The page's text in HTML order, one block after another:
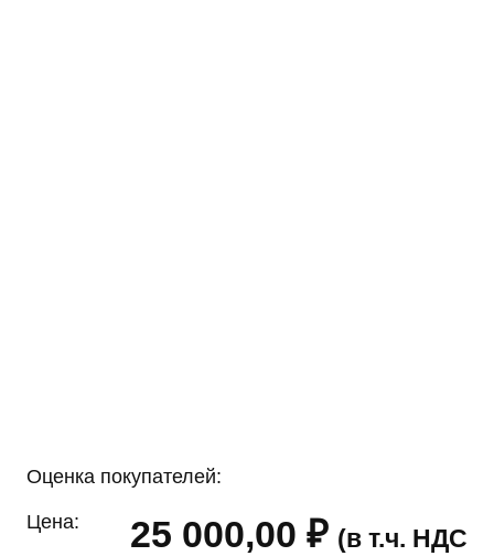
Оценка покупателей:
Цена: 25 000,00 ₽ (в т.ч. НДС